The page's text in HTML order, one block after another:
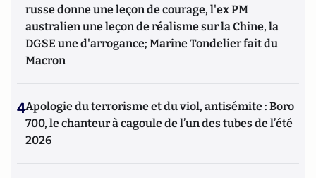
russe donne une leçon de courage, l'ex PM
australien une leçon de réalisme sur la Chine, la
DGSE une d'arrogance; Marine Tondelier fait du
Macron
4Apologie du terrorisme et du viol, antisémite : Boro
700, le chanteur à cagoule de l’un des tubes de l’été
2026